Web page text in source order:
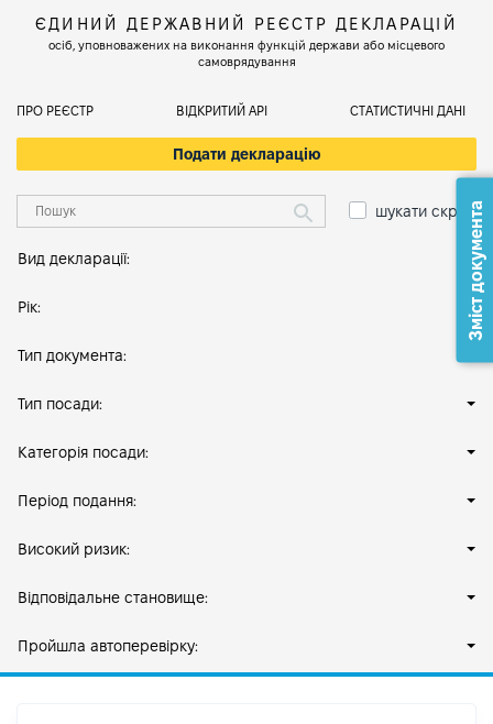
ЄДИНИЙ ДЕРЖАВНИЙ РЕЄСТР ДЕКЛАРАЦІЙ
осіб, уповноважених на виконання функцій держави або місцевого
самоврядування
ПРО РЕЄСТР ВІДКРИТИЙ АРІ СТАТИСТИЧНІ ДАНІ
Подати декларацію
шукати скрізь
Вид декларації:
Рік:
Тип документа:
Тип посади:
Категорія посади:
Період подання:
Високий ризик:
Відповідальне становище:
Пройшла автоперевірку:
Зміст документа